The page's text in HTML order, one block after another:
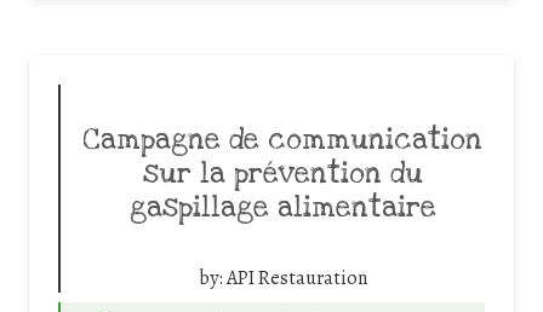
Campagne de communication
sur la prévention du
gaspillage alimentaire
by:API Restauration